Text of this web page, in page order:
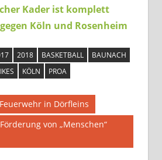
Kader ist komplett
Köln und Rosenheim
2018 BASKETBALL
BAUNACH
KÖLN PROA
in Dörfleins
von „Menschen“